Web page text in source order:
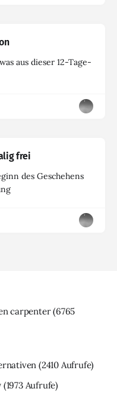
aus dieser 12-Tage-
frei
des Geschehens
carpenter(6765
(2410 Aufrufe)
(1973 Aufrufe)